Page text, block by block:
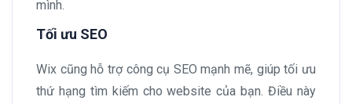
mình.
Tối ưu SEO
Wix cũng hỗ trợ công cụ SEO mạnh mẽ, giúp tối ưu
thứ hạng tìm kiếm cho website của bạn. Điều này